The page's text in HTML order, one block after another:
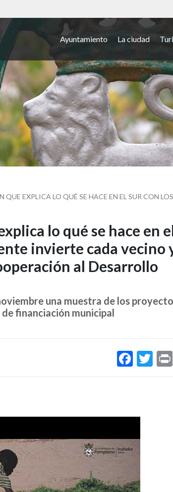
Ayuntamiento La ciudad
lo qué se hace en
invierte cada vecino
al Desarrollo
una muestra de los
financiación municipal